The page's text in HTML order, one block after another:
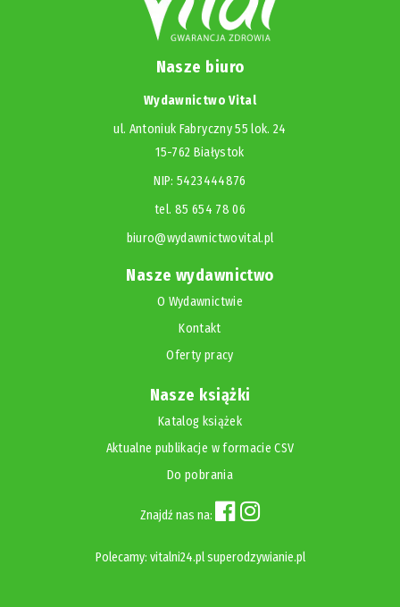
Nasze biuro
Wydawnictwo Vital
ul. Antoniuk Fabryczny 55 lok. 24
15-762 Białystok
NIP: 5423444876
tel. 85 654 78 06
biuro@wydawnictwovital.pl
Nasze wydawnictwo
O Wydawnictwie
Kontakt
Oferty pracy
Nasze książki
Katalog książek
Aktualne publikacje w formacie CSV
Do pobrania
Znajdź nas na:
Polecamy: vitalni24.pl superodzywianie.pl